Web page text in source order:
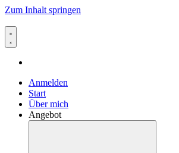
Zum Inhalt springen
Anmelden
Start
Über mich
Angebot